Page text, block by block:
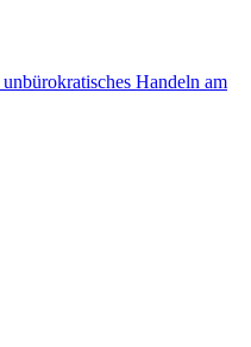
Handeln am